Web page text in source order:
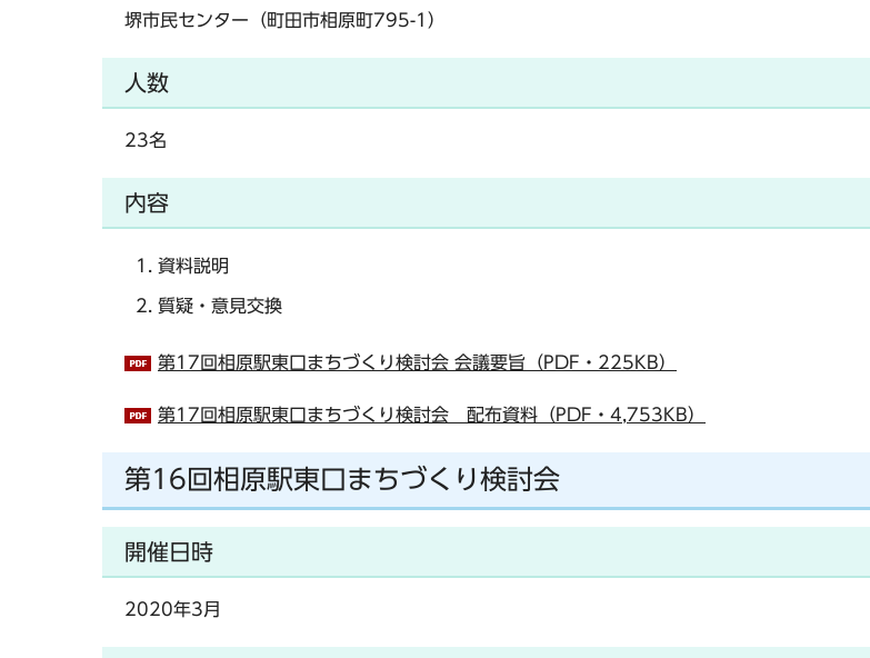
堺市民センター（町田市相原町795-1）
人数
23名
内容
資料説明
質疑・意見交換
第17回相原駅東口まちづくり検討会 会議要旨（PDF・225KB）
第17回相原駅東口まちづくり検討会 配布資料（PDF・4,753KB）
第16回相原駅東口まちづくり検討会
開催日時
2020年3月